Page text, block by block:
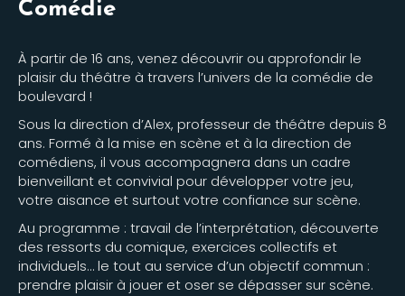
Comédie
À partir de 16 ans, venez découvrir ou approfondir le
plaisir du théâtre à travers l’univers de la comédie de
boulevard !
Sous la direction d’Alex, professeur de théâtre depuis 8
ans. Formé à la mise en scène et à la direction de
comédiens, il vous accompagnera dans un cadre
bienveillant et convivial pour développer votre jeu,
votre aisance et surtout votre confiance sur scène.
Au programme : travail de l’interprétation, découverte
des ressorts du comique, exercices collectifs et
individuels… le tout au service d’un objectif commun :
prendre plaisir à jouer et oser se dépasser sur scène.